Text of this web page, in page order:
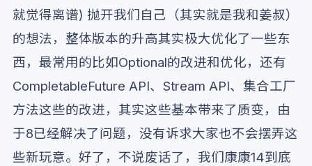
就觉得离谱) 抛开我们自己（其实就是我和姜叔）
的想法，整体版本的升高其实极大优化了一些东
西，最常用的比如Optional的改进和优化，还有
CompletableFuture API、Stream API、集合工厂
方法这些的改进，其实这些基本带来了质变，由
于8已经解决了问题，没有诉求大家也不会摆弄这
些新玩意。好了，不说废话了，我们康康14到底